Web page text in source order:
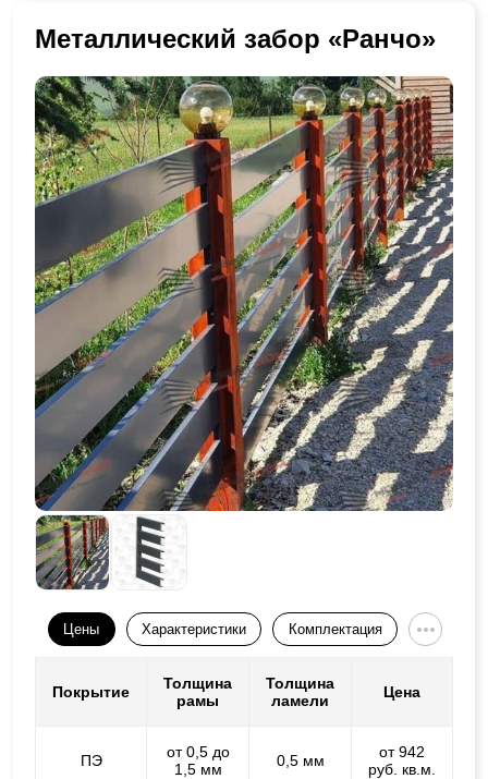
Металлический забор «Ранчо»
Цены Характеристики Комплектация
Покрытие
Толщина
рамы
Толщина
ламели
Цена
ПЭ
от 0,5 до
1,5 мм
0,5 мм
от 942
руб. кв.м.